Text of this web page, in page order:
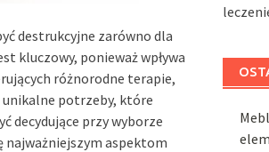
destrukcyjne zarówno dla
kluczowy, ponieważ wpływa
różnorodne terapie,
unikalne potrzeby, które
decydujące przy wyborze
najważniejszym aspektom